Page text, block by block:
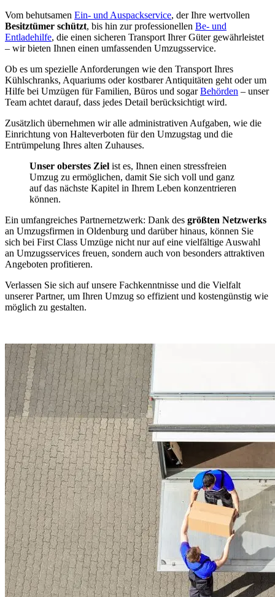
Vom behutsamen Ein- und Auspackservice, der Ihre wertvollen
Besitztümer schützt, bis hin zur professionellen Be- und
Entladehilfe, die einen sicheren Transport Ihrer Güter gewährleistet
– wir bieten Ihnen einen umfassenden Umzugsservice.
Ob es um spezielle Anforderungen wie den Transport Ihres
Kühlschranks, Aquariums oder kostbarer Antiquitäten geht oder um
Hilfe bei Umzügen für Familien, Büros und sogarBehörden – unser
Team achtet darauf, dass jedes Detail berücksichtigt wird.
Zusätzlich übernehmen wir alle administrativen Aufgaben, wie die
Einrichtung von Halteverboten für den Umzugstag und die
Entrümpelung Ihres alten Zuhauses.
Unser oberstes Ziel ist es, Ihnen einen stressfreien
Umzug zu ermöglichen, damit Sie sich voll und ganz
auf das nächste Kapitel in Ihrem Leben konzentrieren
können.
Ein umfangreiches Partnernetzwerk: Dank des größten Netzwerks
an Umzugsfirmen in Oldenburg und darüber hinaus, können Sie
sich bei First Class Umzüge nicht nur auf eine vielfältige Auswahl
an Umzugsservices freuen, sondern auch von besonders attraktiven
Angeboten profitieren.
Verlassen Sie sich auf unsere Fachkenntnisse und die Vielfalt
unserer Partner, um Ihren Umzug so effizient und kostengünstig wie
möglich zu gestalten.